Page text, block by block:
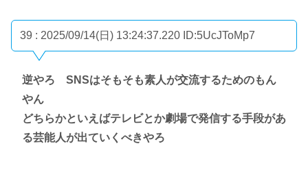
39 : 2025/09/14(日) 13:24:37.220 ID:5UcJToMp7
逆やろ SNSはそもそも素人が交流するためのもん
やん
どちらかといえばテレビとか劇場で発信する手段があ
る芸能人が出ていくべきやろ